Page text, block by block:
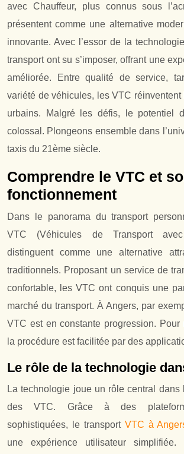
avec Chauffeur, plus connus sous
présentent comme une alternative
innovante. Avec l’essor de la
transport ont su s’imposer, offrant une
améliorée. Entre qualité de service,
variété de véhicules, les VTC
urbains. Malgré les défis, le potentiel
colossal. Plongeons ensemble dans
taxis du 21ème siècle.
Comprendre le VTC et
fonctionnement
Dans le panorama du transport
VTC (Véhicules de Transport
distinguent comme une alternative
traditionnels. Proposant un service de
confortable, les VTC ont conquis une
marché du transport. À Angers, par
VTC est en constante progression. Pour
la procédure est facilitée par des
Le rôle de la technologie
La technologie joue un rôle central dans
des VTC. Grâce à des
sophistiquées, le transport VTC à
une expérience utilisateur simplifiée.